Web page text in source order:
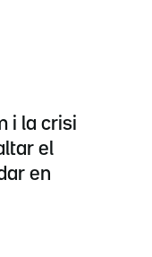
i la crisi
el
en